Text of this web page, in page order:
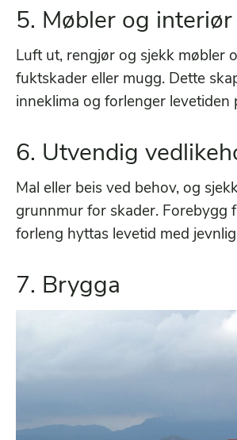
5. Møbler og interiør
Luft ut, rengjør og sjekk møbler
fuktskader eller mugg. Dette
inneklima og forlenger levetiden
6. Utvendig
Mal eller beis ved behov, og
grunnmur for skader. Forebygg
forleng hyttas levetid med
7. Brygga